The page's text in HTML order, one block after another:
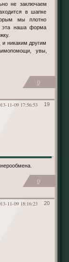
не заключаем
в шапке
мы плотно
эта наша форма
никаким другим
увы,
0
19
11-09 17:56:53
0
20
11-09 18:16:23